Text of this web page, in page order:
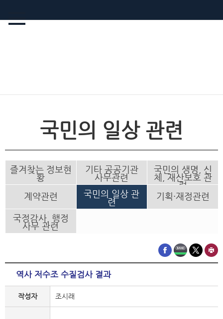
국민의 일상 관련
즐겨찾는 정보현
황
기타 공공기관
사무관련
국민의 생명, 신
체, 재산보호 관
련
계약관련
국민의 일상 관
련
기획·재정관련
국정감사, 행정
사무 관련
역사 저수조 수질검사 결과
작성자 조시래